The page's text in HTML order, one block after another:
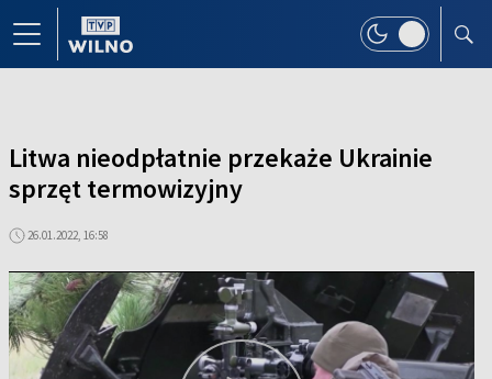
Litwa nieodpłatnie przekaże Ukrainie
sprzęt termowizyjny
26.01.2022, 16:58